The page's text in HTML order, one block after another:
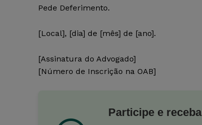
Pede Deferimento.
[Local], [dia] de [mês] de [ano].
[Assinatura do Advogado]
[Número de Inscrição na OAB]
Participe e